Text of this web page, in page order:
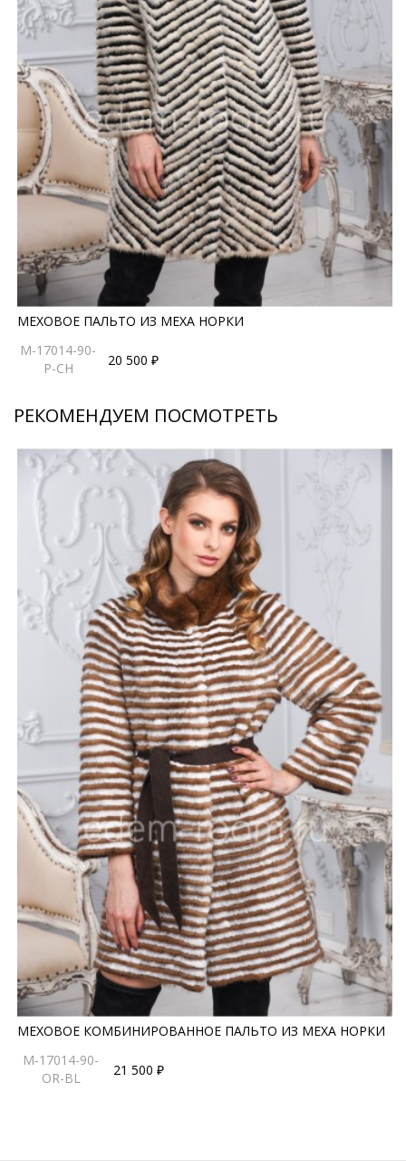
МЕХОВОЕ ПАЛЬТО ИЗ МЕХА НОРКИ
M-17014-90-
P-CH
20 500 ₽
РЕКОМЕНДУЕМ ПОСМОТРЕТЬ
МЕХОВОЕ КОМБИНИРОВАННОЕ ПАЛЬТО ИЗ МЕХА НОРКИ
M-17014-90-
OR-BL
21 500 ₽